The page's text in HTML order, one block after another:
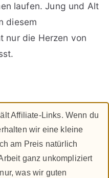
laufen. Jung und Alt
diesem
nur die Herzen von
Affiliate-Links. Wenn du
wir eine kleine
am Preis natürlich
ganz unkompliziert
was wir guten